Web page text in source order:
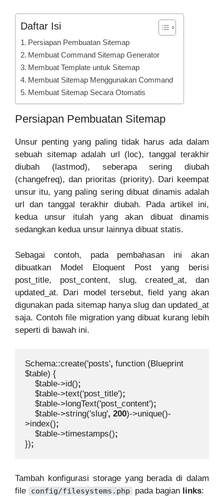
Daftar Isi
Persiapan Pembuatan Sitemap
Membuat Command Sitemap Generator
Membuat Template untuk Sitemap
Membuat Sitemap Menggunakan Command
Membuat Sitemap Secara Otomatis
Persiapan Pembuatan Sitemap
Unsur penting yang paling tidak harus ada dalam
sebuah sitemap adalah url (loc), tanggal terakhir
diubah (lastmod), seberapa sering diubah
(changefreq), dan prioritas (priority). Dari keempat
unsur itu, yang paling sering dibuat dinamis adalah
url dan tanggal terakhir diubah. Pada artikel ini,
kedua unsur itulah yang akan dibuat dinamis
sedangkan kedua unsur lainnya dibuat statis.
Sebagai contoh, pada pembahasan ini akan
dibuatkan Model Eloquent Post yang berisi
post_title, post_content, slug, created_at, dan
updated_at. Dari model tersebut, field yang akan
digunakan pada sitemap hanya slug dan updated_at
saja. Contoh file migration yang dibuat kurang lebih
seperti di bawah ini.
Schema::create('posts', function (Blueprint
$table) {
    $table->id()
;
$table->text('post_title');
$table->longText('post_content');
$table->string('slug', 200)->unique()-
>index();
$table->timestamps()
});
Tambah konfigurasi storage yang berada di dalam
file
config/filesystems.php pada bagian links: